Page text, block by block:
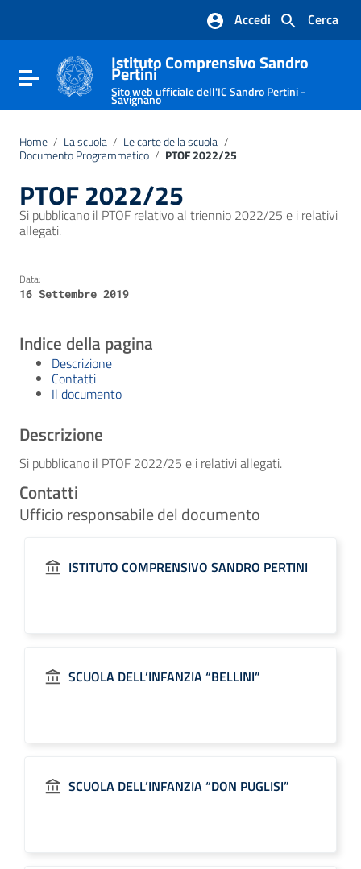
Vai al footer
Cerca
Accedi
Attiva / disattiva la navigazione
Istituto Comprensivo Sandro
Pertini
Sito web ufficiale dell'IC Sandro Pertini -
Savignano
Home / La scuola / Le carte della scuola /
Documento Programmatico / PTOF 2022/25
PTOF 2022/25
Si pubblicano il PTOF relativo al triennio 2022/25 e i relativi
allegati.
Data:
16 Settembre 2019
Indice della pagina
Descrizione
Contatti
Il documento
Descrizione
Si pubblicano il PTOF 2022/25 e i relativi allegati.
Contatti
Ufficio responsabile del documento
ISTITUTO COMPRENSIVO SANDRO PERTINI
SCUOLA DELL’INFANZIA “BELLINI”
SCUOLA DELL’INFANZIA “DON PUGLISI”